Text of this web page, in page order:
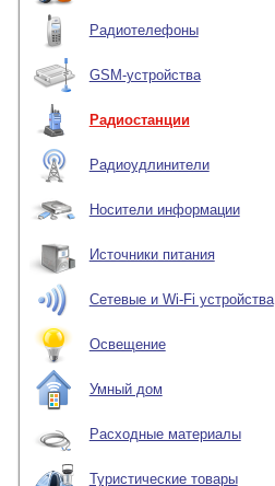
Радиотелефоны
GSM-устройства
Радиостанции
Радиоудлинители
Носители информации
Источники питания
Сетевые и Wi-Fi устройства
Освещение
Умный дом
Расходные материалы
Туристические товары